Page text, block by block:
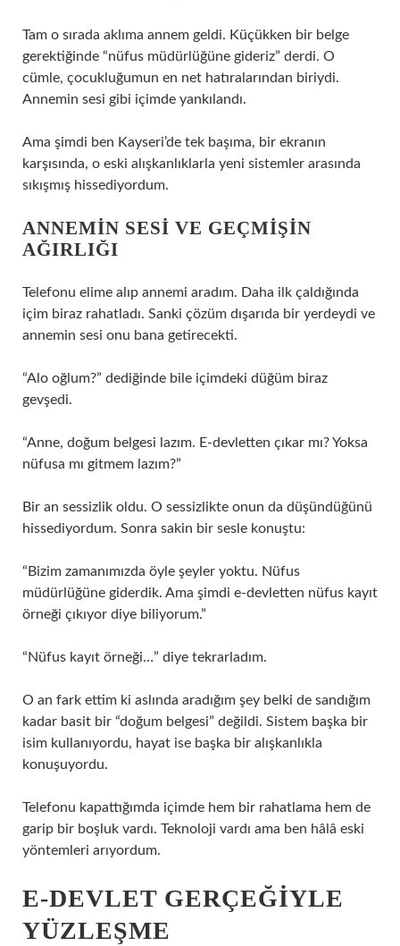
Tam o sırada aklıma annem geldi. Küçükken bir belge
gerektiğinde “nüfus müdürlüğüne gideriz” derdi. O
cümle, çocukluğumun en net hatıralarından biriydi.
Annemin sesi gibi içimde yankılandı.
Ama şimdi ben Kayseri’de tek başıma, bir ekranın
karşısında, o eski alışkanlıklarla yeni sistemler arasında
sıkışmış hissediyordum.
ANNEMIN SESI VE GEÇMIŞIN
AĞIRLIĞI
Telefonu elime alıp annemi aradım. Daha ilk çaldığında
içim biraz rahatladı. Sanki çözüm dışarıda bir yerdeydi ve
annemin sesi onu bana getirecekti.
“Alo oğlum?” dediğinde bile içimdeki düğüm biraz
gevşedi.
“Anne, doğum belgesi lazım. E-devletten çıkar mı? Yoksa
nüfusa mı gitmem lazım?”
Bir an sessizlik oldu. O sessizlikte onun da düşündüğünü
hissediyordum. Sonra sakin bir sesle konuştu:
“Bizim zamanımızda öyle şeyler yoktu. Nüfus
müdürlüğüne giderdik. Ama şimdi e-devletten nüfus kayıt
örneği çıkıyor diye biliyorum.”
“Nüfus kayıt örneği…” diye tekrarladım.
O an fark ettim ki aslında aradığım şey belki de sandığım
kadar basit bir “doğum belgesi” değildi. Sistem başka bir
isim kullanıyordu, hayat ise başka bir alışkanlıkla
konuşuyordu.
Telefonu kapattığımda içimde hem bir rahatlama hem de
garip bir boşluk vardı. Teknoloji vardı ama ben hâlâ eski
yöntemleri arıyordum.
E-DEVLET GERÇEĞIYLE
YÜZLEŞME